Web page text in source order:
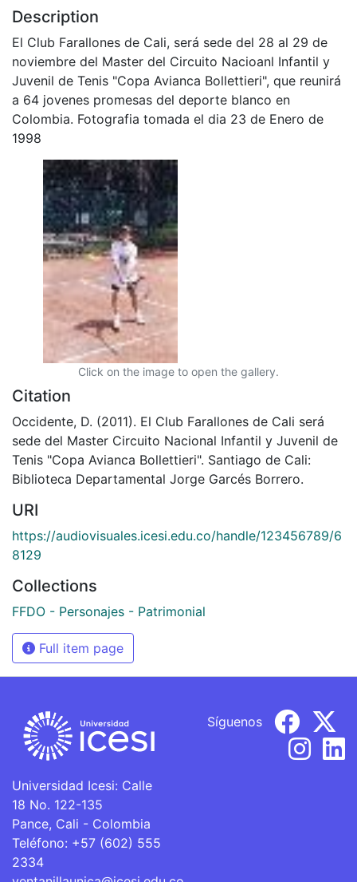
Description
El Club Farallones de Cali, será sede del 28 al 29 de
noviembre del Master del Circuito Nacioanl Infantil y
Juvenil de Tenis "Copa Avianca Bollettieri", que reunirá
a 64 jovenes promesas del deporte blanco en
Colombia. Fotografia tomada el dia 23 de Enero de
1998
Click on the image to open the gallery.
Citation
Occidente, D. (2011). El Club Farallones de Cali será
sede del Master Circuito Nacional Infantil y Juvenil de
Tenis "Copa Avianca Bollettieri". Santiago de Cali:
Biblioteca Departamental Jorge Garcés Borrero.
URI
https://audiovisuales.icesi.edu.co/handle/123456789/6
8129
Collections
FFDO - Personajes - Patrimonial
Full item page
Universidad Icesi: Calle
18 No. 122-135
Pance, Cali - Colombia
Teléfono: +57 (602) 555
2334
Síguenos